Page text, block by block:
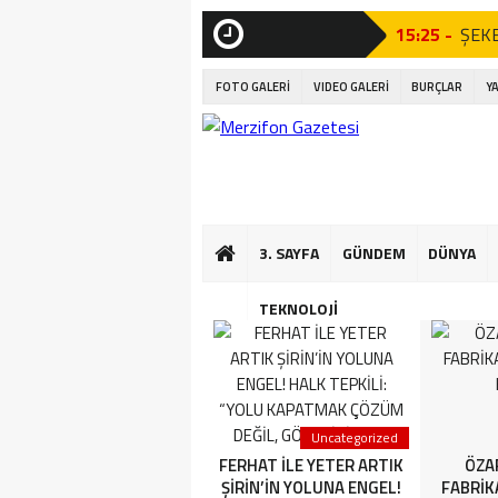
15:25 -
21:23 - AÇI
16:56 -
16:44 -
FOTO GALERİ VIDEO GALERİ BURÇLAR
3. SAYFA GÜNDEM DÜNYA
TEKNOLOJİ
Uncategorized
FERHAT İLE YETER ARTIK
ŞİRİN’İN YOLUNA ENGEL!